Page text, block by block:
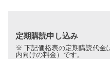
定期購読申し込み
※ 下記価格表の定期購読代金
内向けの料金）です。